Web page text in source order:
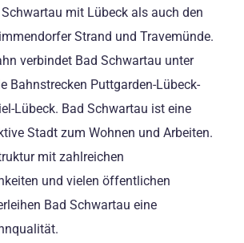
mit Lübeck als auch den
Strand und Travemünde.
verbindet Bad Schwartau unter
Bahnstrecken Puttgarden-Lübeck-
Lübeck. Bad Schwartau ist eine
Stadt zum Wohnen und Arbeiten.
mit zahlreichen
und vielen öffentlichen
Bad Schwartau eine